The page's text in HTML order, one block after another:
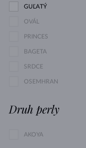
GUĽATÝ
OVÁL
PRINCES
BAGETA
SRDCE
OSEMHRAN
Druh perly
AKOYA